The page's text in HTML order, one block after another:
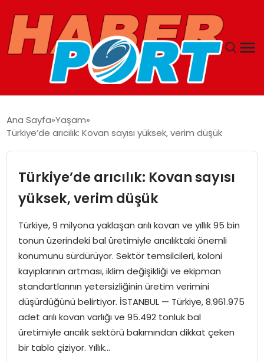
GUNCEL
YAŞAM
SAĞLIK
OTOMOBIL
Ana Sayfa Yaşam
Türkiye’de arıcılık: Kovan sayısı yüksek, verim düşük
Türkiye’de arıcılık: Kovan sayısı
yüksek, verim düşük
Türkiye, 9 milyona yaklaşan arılı kovan ve yıllık 95 bin
tonun üzerindeki bal üretimiyle arıcılıktaki önemli
konumunu sürdürüyor. Sektör temsilcileri, koloni
kayıplarının artması, iklim değişikliği ve ekipman
standartlarının yetersizliğinin üretim verimini
düşürdüğünü belirtiyor. İSTANBUL — Türkiye, 8.961.975
adet arılı kovan varlığı ve 95.492 tonluk bal
üretimiyle arıcılık sektörü bakımından dikkat çeken
bir tablo çiziyor. Yıllık…